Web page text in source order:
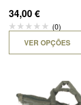
34,00€
(0)
VER OPÇÕES